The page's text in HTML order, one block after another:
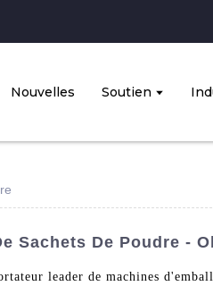
Nouvelles Soutien
Sachets De Poudre -
leader de machines